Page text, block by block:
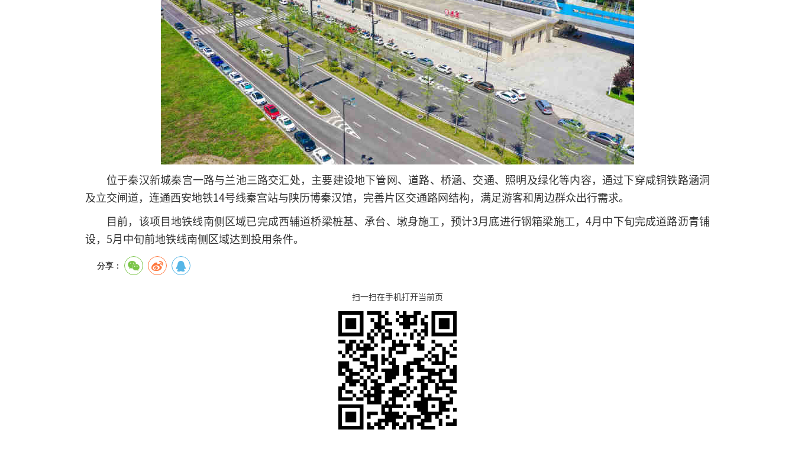
位于秦汉新城秦宫一路与兰池三路交汇处，主要建设地下管网、道路、桥涵、交通、照明及绿化等内容，通过下穿咸铜铁路涵洞
及立交闸道，连通西安地铁14号线秦宫站与陕历博秦汉馆，完善片区交通路网结构，满足游客和周边群众出行需求。
目前，该项目地铁线南侧区域已完成西辅道桥梁桩基、承台、墩身施工，预计3月底进行钢箱梁施工，4月中下旬完成道路沥青铺
设，5月中旬前地铁线南侧区域达到投用条件。
分享：
扫一扫在手机打开当前页